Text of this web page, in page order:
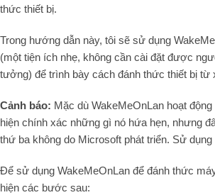
thức thiết bị.
Trong hướng dẫn này, tôi sẽ sử dụng
(một tiện ích nhẹ, không cần cài đặt được
tưởng) để trình bày cách đánh thức thiết bị từ
Cảnh báo: Mặc dù WakeMeOnLan hoạt
hiện chính xác những gì nó hứa hẹn, nhưng
thứ ba không do Microsoft phát triển. Sử dụng
Để sử dụng WakeMeOnLan để đánh thức
hiện các bước sau: